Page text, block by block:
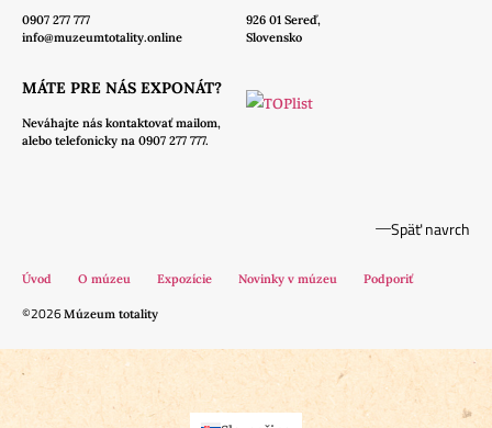
0907 277 777
info@muzeumtotality.online
926 01 Sereď,
Slovensko
MÁTE PRE NÁS EXPONÁT?
Neváhajte nás kontaktovať mailom,
alebo telefonicky na 0907 277 777.
Späť navrch
Úvod O múzeu Expozície Novinky v múzeu Podporiť
©2026Múzeum totality